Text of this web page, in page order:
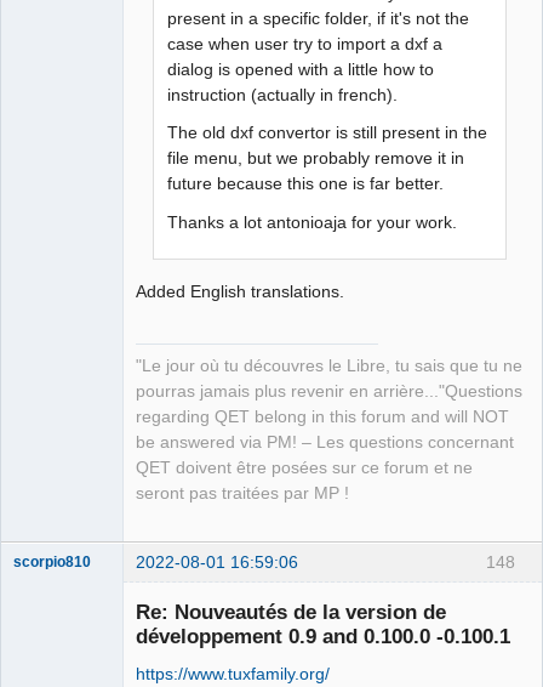
present in a specific folder, if it's not the
case when user try to import a dxf a
dialog is opened with a little how to
instruction (actually in french).
The old dxf convertor is still present in the
file menu, but we probably remove it in
future because this one is far better.
Thanks a lot antonioaja for your work.
Added English translations.
"Le jour où tu découvres le Libre, tu sais que tu ne
pourras jamais plus revenir en arrière..."Questions
regarding QET belong in this forum and will NOT
be answered via PM! – Les questions concernant
QET doivent être posées sur ce forum et ne
seront pas traitées par MP !
148
scorpio810 2022-08-01 16:59:06
Re: Nouveautés de la version de
développement 0.9 and 0.100.0 -0.100.1
https://www.tuxfamily.org/